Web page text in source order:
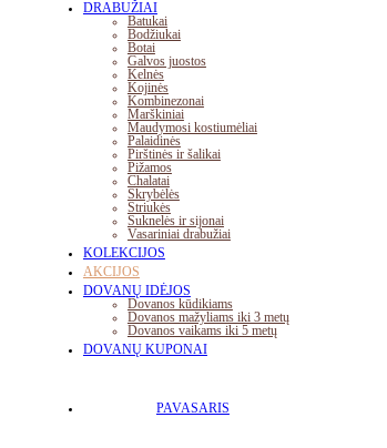
DRABUŽIAI
Batukai
Bodžiukai
Botai
Galvos juostos
Kelnės
Kojinės
Kombinezonai
Marškiniai
Maudymosi kostiumėliai
Palaidinės
Pirštinės ir šalikai
Pižamos
Chalatai
Skrybėlės
Striukės
Suknelės ir sijonai
Vasariniai drabužiai
KOLEKCIJOS
AKCIJOS
DOVANŲ IDĖJOS
Dovanos kūdikiams
Dovanos mažyliams iki 3 metų
Dovanos vaikams iki 5 metų
DOVANŲ KUPONAI
PAVASARIS